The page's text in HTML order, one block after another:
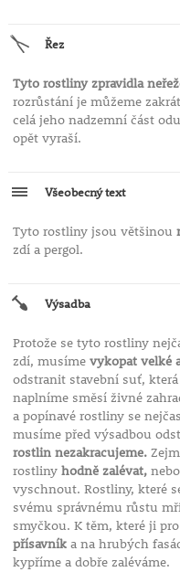
Řez
Tyto rostliny zpravidla
rozrůstání je můžeme
celá jeho nadzemní část
opět vyraší.
Všeobecný text
Tyto rostliny jsou většinou
zdí a pergol.
Výsadba
Protože se tyto rostliny
zdí, musíme vykopat velké
odstranit stavební suť,
naplníme směsí živné
a popínavé rostliny se
musíme před výsadbou
rostlin nezakracujeme.
rostliny hodně zalévat,
vyschnout. Rostliny, které
svému správnému růstu
smyčkou. K těm, které ji
přísavníka na hrubých
kypříme a dobře zaléváme.